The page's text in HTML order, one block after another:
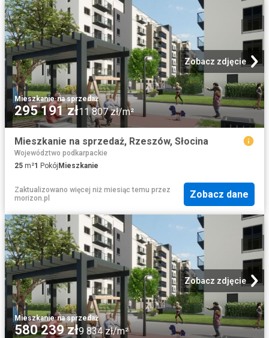
Zobacz zdjęcie
Mieszkanie·na sprzedaż
295 191 zł11 807 zł/m²
Mieszkanie na sprzedaż, Rzeszów, Słocina
Województwo podkarpackie
25 m²1 Pokój Mieszkanie
Zaktualizowano więcej niż miesiąc temu przez
morizon.pl
Zobacz dane
Zobacz zdjęcie
Mieszkanie·na sprzedaż
580 239 zł9 834 zł/m²